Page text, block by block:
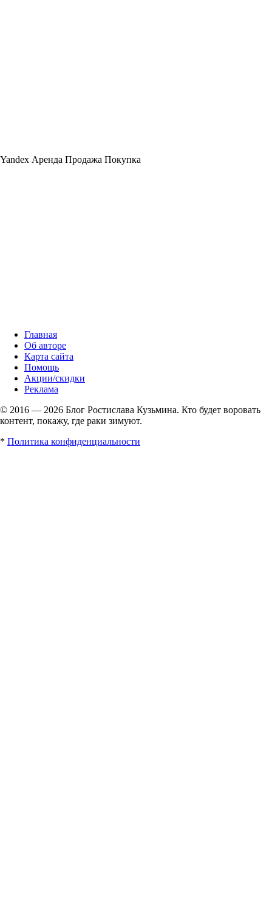
Yandex Аренда Продажа Покупка
Главная
Об авторе
Карта сайта
Помощь
Акции/скидки
Реклама
© 2016 — 2026 Блог Ростислава Кузьмина. Кто будет воровать
контент, покажу, где раки зимуют.
* Политика конфиденциальности